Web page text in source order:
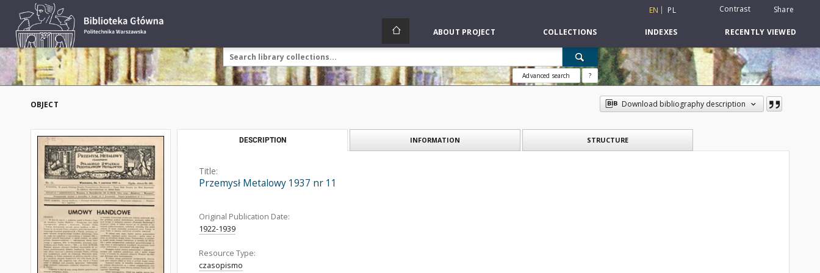
EN PL Contrast Share
ABOUT PROJECT COLLECTIONS INDEXES RECENTLY VIEWED
Advanced search ?
OBJECT Download bibliography description
DESCRIPTION INFORMATION STRUCTURE
Title:
Przemysł Metalowy 1937 nr 11
Original Publication Date:
1922-1939
Resource Type:
czasopismo